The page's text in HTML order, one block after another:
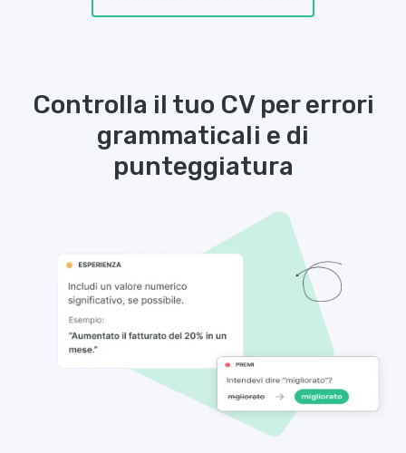
Controlla il tuo CV per errori
grammaticali e di
punteggiatura